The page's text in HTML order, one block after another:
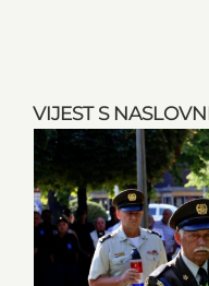
VIJEST S